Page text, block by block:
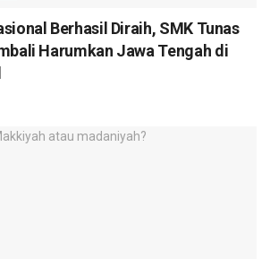
Berhasil Diraih, SMK Tunas
Harumkan Jawa Tengah di